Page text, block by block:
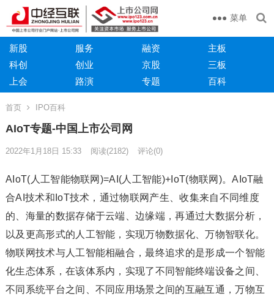
菜单
新股 服务 融资
主板
科创
创业 京股
三板
上会
路演 专题 百科
首页 IPO百科
AIoT专题-中国上市公司网
2022年1月18日 15:33 阅读(2182) 评论(0)
AIoT(人工智能物联网)=AI(人工智能)+IoT(物联网)。AIoT融
合AI技术和IoT技术，通过物联网产生、收集来自不同维度
的、海量的数据存储于云端、边缘端，再通过大数据分析，
以及更高形式的人工智能，实现万物数据化、万物智联化。
物联网技术与人工智能相融合，最终追求的是形成一个智能
化生态体系，在该体系内，实现了不同智能终端设备之间、
不同系统平台之间、不同应用场景之间的互融互通，万物互